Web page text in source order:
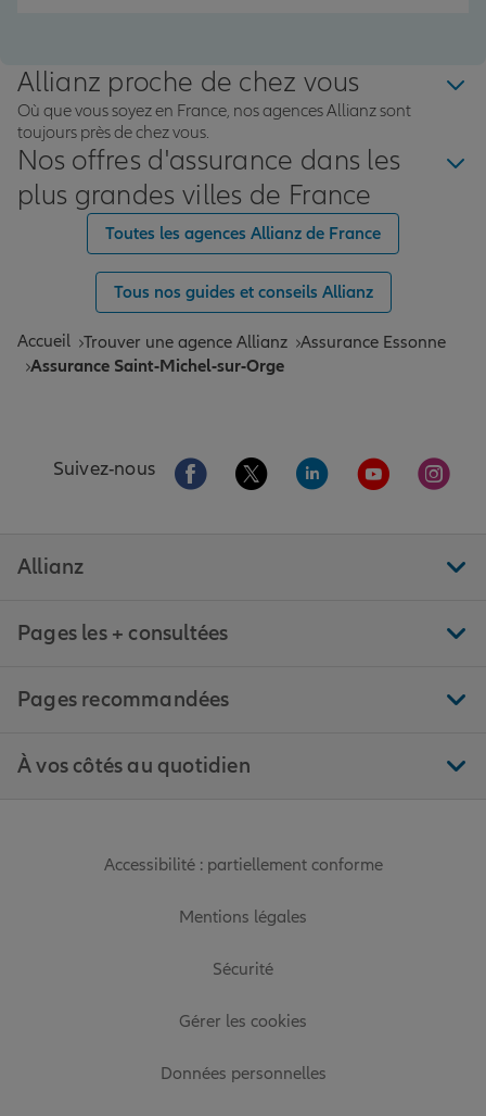
Allianz proche de chez vous
Où que vous soyez en France, nos agences Allianz sont
toujours près de chez vous.
Nos offres d'assurance dans les
plus grandes villes de France
Toutes les agences Allianz de France
Tous nos guides et conseils Allianz
Accueil Trouver une agence Allianz Assurance Essonne
Assurance Saint-Michel-sur-Orge
Suivez-nous Aller sur la page Facebook de Allianz
Aller sur la page Twitter de
Aller sur la page
Aller sur la
Aller
Allianz
Pages les + consultées
Pages recommandées
À vos côtés au quotidien
Accessibilité : partiellement conforme
Mentions légales
Sécurité
Gérer les cookies
Données personnelles